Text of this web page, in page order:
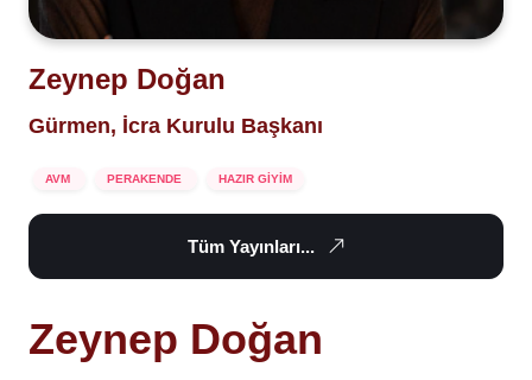
Zeynep Doğan
Gürmen, İcra Kurulu Başkanı
AVM PERAKENDE HAZIR GİYİM
Tüm Yayınları...
Zeynep Doğan